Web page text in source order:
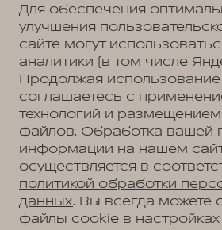
Политика обработки
Пользовательское
Согласие на
Согласие на предоставление
Согласие на
АВТОМОБИЛИ В НАЛИЧИИ
ДИЛЕРЫ
МОДЕЛЬНЫЙ РЯД
WEY 05
Для обеспечения
улучшения
сайте могут
аналитики (в том числе
Продолжая
соглашаетесь с
технологий и
файлов. Обработка вашей
информации на нашем
осуществляется в
политикой обработки
данных. Вы всегда можете
файлы cookie в